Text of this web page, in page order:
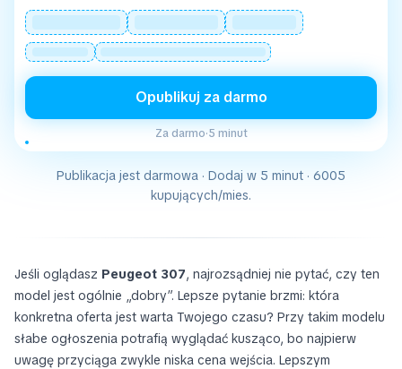
Opublikuj za darmo
Za darmo·5 minut
Publikacja jest darmowa · Dodaj w 5 minut · 6005
kupujących/mies.
Jeśli oglądasz Peugeot 307, najrozsądniej nie pytać, czy ten
model jest ogólnie „dobry”. Lepsze pytanie brzmi: która
konkretna oferta jest warta Twojego czasu? Przy takim modelu
słabe ogłoszenia potrafią wyglądać kusząco, bo najpierw
uwagę przyciąga zwykle niska cena wejścia. Lepszym